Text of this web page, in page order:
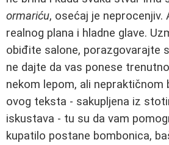
ormariću, osećaj je neprocenjiv.
realnog plana i hladne glave.
obiđite salone, porazgovarajte
ne dajte da vas ponese
nekom lepom, ali nepraktičnom
ovog teksta - sakupljena iz
iskustava - tu su da vam
kupatilo postane bombonica,